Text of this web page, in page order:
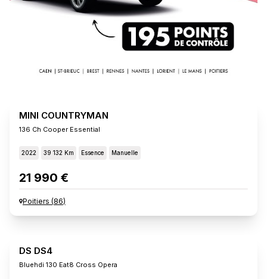
MINI COUNTRYMAN
136 Ch Cooper Essential
2022 39 132 Km Essence Manuelle
21 990 €
Poitiers (86)
DS DS4
Bluehdi 130 Eat8 Cross Opera